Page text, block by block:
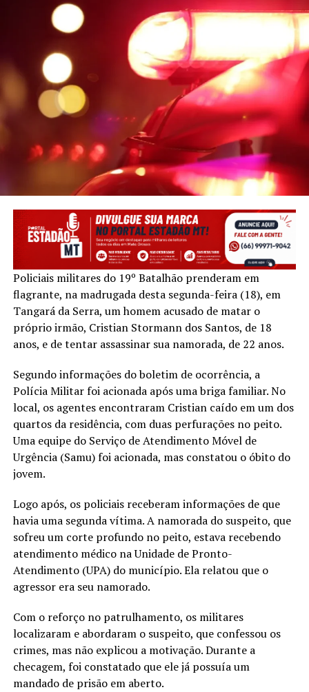
Policiais militares do 19º Batalhão prenderam em
flagrante, na madrugada desta segunda-feira (18), em
Tangará da Serra, um homem acusado de matar o
próprio irmão, Cristian Stormann dos Santos, de 18
anos, e de tentar assassinar sua namorada, de 22 anos.
Segundo informações do boletim de ocorrência, a
Polícia Militar foi acionada após uma briga familiar. No
local, os agentes encontraram Cristian caído em um dos
quartos da residência, com duas perfurações no peito.
Uma equipe do Serviço de Atendimento Móvel de
Urgência (Samu) foi acionada, mas constatou o óbito do
jovem.
Logo após, os policiais receberam informações de que
havia uma segunda vítima. A namorada do suspeito, que
sofreu um corte profundo no peito, estava recebendo
atendimento médico na Unidade de Pronto-
Atendimento (UPA) do município. Ela relatou que o
agressor era seu namorado.
Com o reforço no patrulhamento, os militares
localizaram e abordaram o suspeito, que confessou os
crimes, mas não explicou a motivação. Durante a
checagem, foi constatado que ele já possuía um
mandado de prisão em aberto.